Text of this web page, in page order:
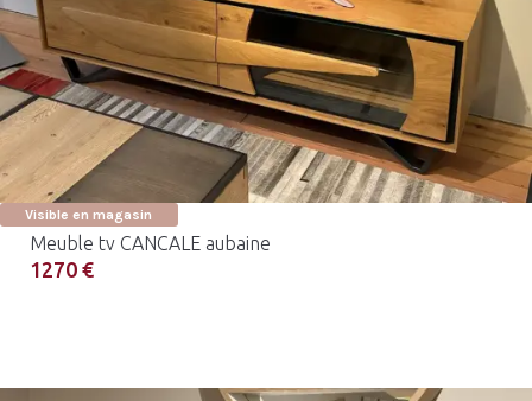
Visible en magasin
Meuble tv CANCALE aubaine
1270 €